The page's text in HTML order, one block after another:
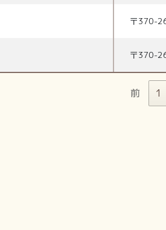
〒370-
〒370-
前 1